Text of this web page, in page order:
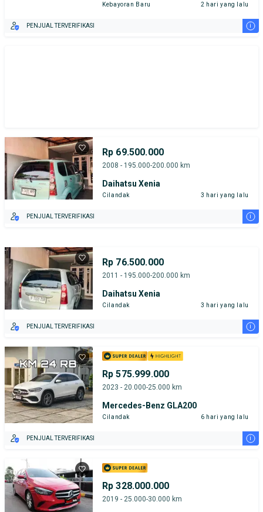
Kebayoran Baru 2 hari yang lalu
PENJUAL TERVERIFIKASI i
Rp 69.500.000
2008 - 195.000-200.000 km
Daihatsu Xenia
Cilandak 3 hari yang lalu
PENJUAL TERVERIFIKASI i
Rp 76.500.000
2011 - 195.000-200.000 km
Daihatsu Xenia
Cilandak 3 hari yang lalu
PENJUAL TERVERIFIKASI i
Rp 575.999.000
2023 - 20.000-25.000 km
Mercedes-Benz GLA200
Cilandak 6 hari yang lalu
PENJUAL TERVERIFIKASI i
Rp 328.000.000
2019 - 25.000-30.000 km